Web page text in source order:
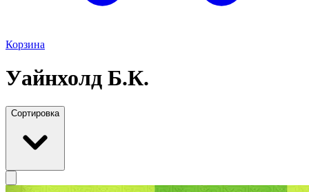
Корзина
Уайнхолд Б.К.
Сортировка